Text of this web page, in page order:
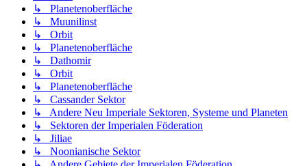
↳ Planetenoberfläche
↳ Muunilinst
↳ Orbit
↳ Planetenoberfläche
↳ Dathomir
↳ Orbit
↳ Planetenoberfläche
↳ Cassander Sektor
↳ Andere Neu Imperiale Sektoren, Systeme und Planeten
↳ Sektoren der Imperialen Föderation
↳ Jiliae
↳ Noonianische Sektor